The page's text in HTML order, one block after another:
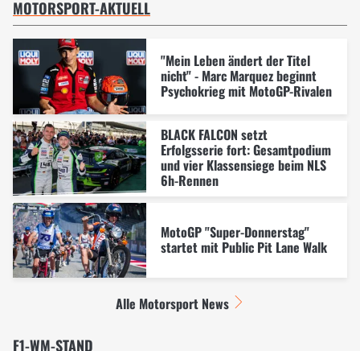
MOTORSPORT-AKTUELL
"Mein Leben ändert der Titel
nicht" - Marc Marquez beginnt
Psychokrieg mit MotoGP-Rivalen
BLACK FALCON setzt
Erfolgsserie fort: Gesamtpodium
und vier Klassensiege beim NLS
6h-Rennen
MotoGP "Super-Donnerstag"
startet mit Public Pit Lane Walk
Alle Motorsport News
F1-WM-STAND